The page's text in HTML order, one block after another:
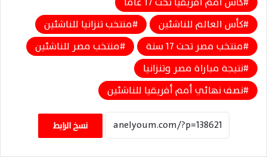
كأس العالم للناشئين
منتخب تنزانيا للناشئين
منتخب مصر تحت 17 سنة
منتخب مصر للناشئين
نتيجة مباراة مصر وتنزانيا
نصف نهائي أمم أفريقيا للناشئين
نسخ الرابط